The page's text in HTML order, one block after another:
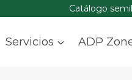
Catálogo
Servicios ADP